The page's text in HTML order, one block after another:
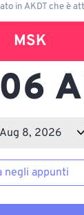
in AKDT che è
MSK
negli appunti